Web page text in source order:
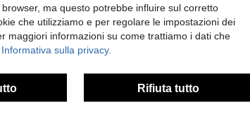
1 pezzo Maglietta sportiva a maniche lunghe da donna, stile minimalista, morbida e confortevole, versatile, adatta per yoga, allenamento all'aperto, corsa, con spacchi laterali, colore nero, per la primavera Powerista
-51% Powerista Maglietta casual da donna per sport all'aperto, a maniche corte con spacco laterale, colore unito
3.91€ 7.98€
ma questo potrebbe influire sul corretto
che utilizziamo e per regolare le impostazioni dei
maggiori informazioni su come trattiamo i dati che
sulla privacy.
Rifiuta tutto